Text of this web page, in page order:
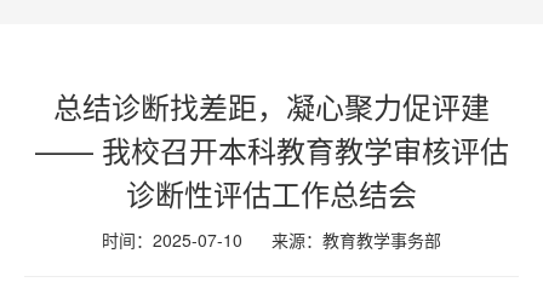
总结诊断找差距，凝心聚力促评建
—— 我校召开本科教育教学审核评估
诊断性评估工作总结会
时间：2025-07-10 来源： 教育教学事务部